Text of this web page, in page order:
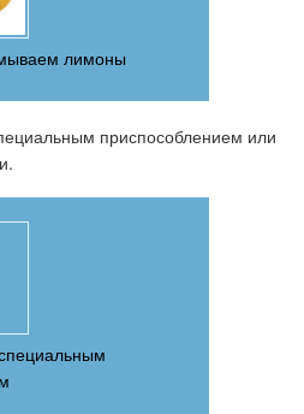
лимоны
приспособлением или